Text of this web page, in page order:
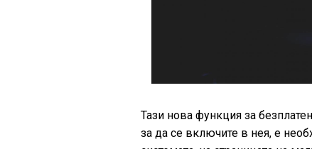
Тази нова функция за
за да се включите в нея, е